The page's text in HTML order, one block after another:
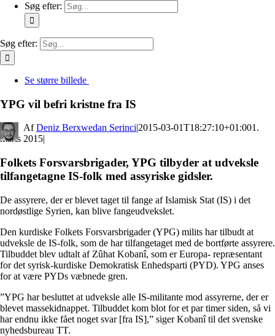
Søg efter:
Søg efter:
Se større billede
YPG vil befri kristne fra IS
By Deniz Berxwedan Serinci|2015-03-01T18:27:10+01:001.
marts 2015|
Folkets Forsvarsbrigader, YPG tilbyder at udveksle
tilfangetagne IS-folk med assyriske gidsler.
De assyrere, der er blevet taget til fange af Islamisk Stat (IS) i det
nordøstlige Syrien, kan blive fangeudvekslet.
Den kurdiske Folkets Forsvarsbrigader (YPG) milits har tilbudt at
udveksle de IS-folk, som de har tilfangetaget med de bortførte assyrere.
Tilbuddet blev udtalt af Zûhat Kobanî, som er Europa- repræsentant
for det syrisk-kurdiske Demokratisk Enhedsparti (PYD). YPG anses
for at være PYDs væbnede gren.
”YPG har besluttet at udveksle alle IS-militante mod assyrerne, der er
blevet massekidnappet. Tilbuddet kom blot for et par timer siden, så vi
har endnu ikke fået noget svar [fra IS],” siger Kobanî til det svenske
nyhedsbureau TT.